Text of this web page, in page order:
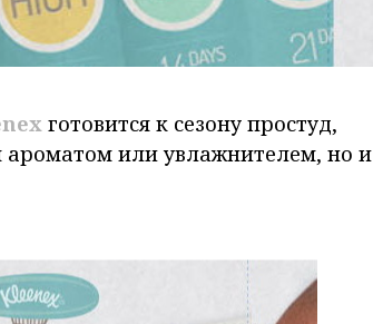
готовится к сезону простуд,
ароматом или увлажнителем, но и